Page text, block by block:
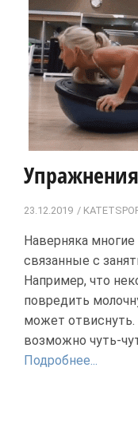
23.12.2019
Наверняка
связанные с
Например, что
повредить
может отвиснуть.
возможно чуть-
Подробнее...